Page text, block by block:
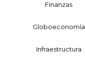
Finanzas
Globoeconomía
Infraestructura